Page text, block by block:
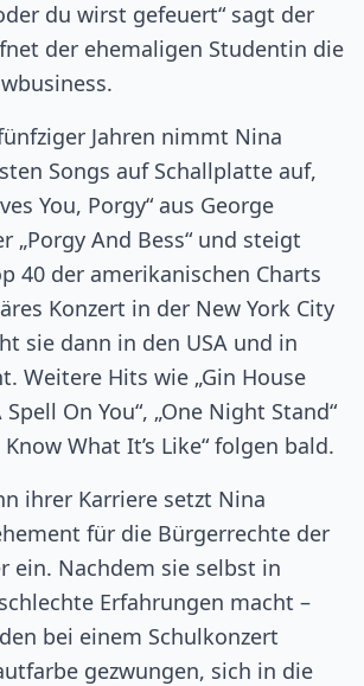
du wirst gefeuert“ sagt der
der ehemaligen Studentin die
Jahren nimmt Nina
Songs auf Schallplatte auf,
You, Porgy“ aus George
„Porgy And Bess“ und steigt
40 der amerikanischen Charts
Konzert in der New York City
sie dann in den USA und in
Weitere Hits wie „Gin House
Spell On You“, „One Night Stand“
Know What It’s Like“ folgen bald.
ihrer Karriere setzt Nina
für die Bürgerrechte der
ein. Nachdem sie selbst in
Erfahrungen macht –
bei einem Schulkonzert
gezwungen, sich in die